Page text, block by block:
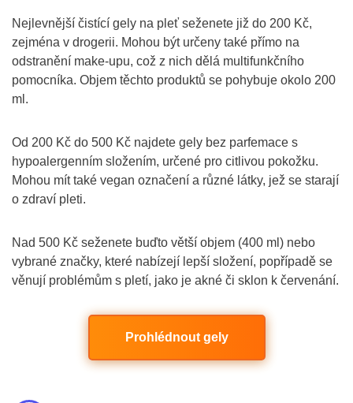
Nejlevnější čistící gely na pleť seženete již do 200 Kč,
zejména v drogerii. Mohou být určeny také přímo na
odstranění make-upu, což z nich dělá multifunkčního
pomocníka. Objem těchto produktů se pohybuje okolo 200
ml.
Od 200 Kč do 500 Kč najdete gely bez parfemace s
hypoalergenním složením, určené pro citlivou pokožku.
Mohou mít také vegan označení a různé látky, jež se starají
o zdraví pleti.
Nad 500 Kč seženete buďto větší objem (400 ml) nebo
vybrané značky, které nabízejí lepší složení, popřípadě se
věnují problémům s pletí, jako je akné či sklon k červenání.
Prohlédnout gely